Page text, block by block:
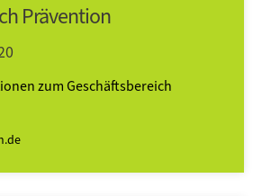
Prävention
zum Geschäftsbereich